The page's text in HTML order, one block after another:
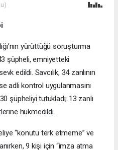
yürüttüğü soruşturma
şüpheli, emniyetteki
edildi. Savcılık, 34 zanlının
adli kontrol uygulanmasını
şüpheliyi tutukladı; 13 zanlı
hükmedildi.
“konutu terk etmeme” ve
9 kişi için “imza atma